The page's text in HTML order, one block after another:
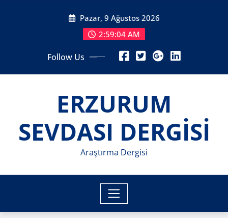
Pazar, 9 Ağustos 2026
2:59:06 AM
Follow Us
ERZURUM
SEVDASI DERGİSİ
Araştırma Dergisi